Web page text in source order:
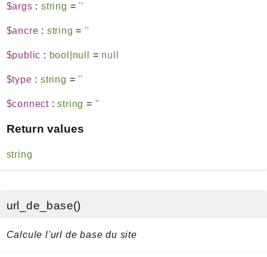
$args :string =''
$ancre : string =''
$public : bool|null = null
$type :string =''
$connect :string = ''
Return values
string
url_de_base()
Calcule l'url de base du site